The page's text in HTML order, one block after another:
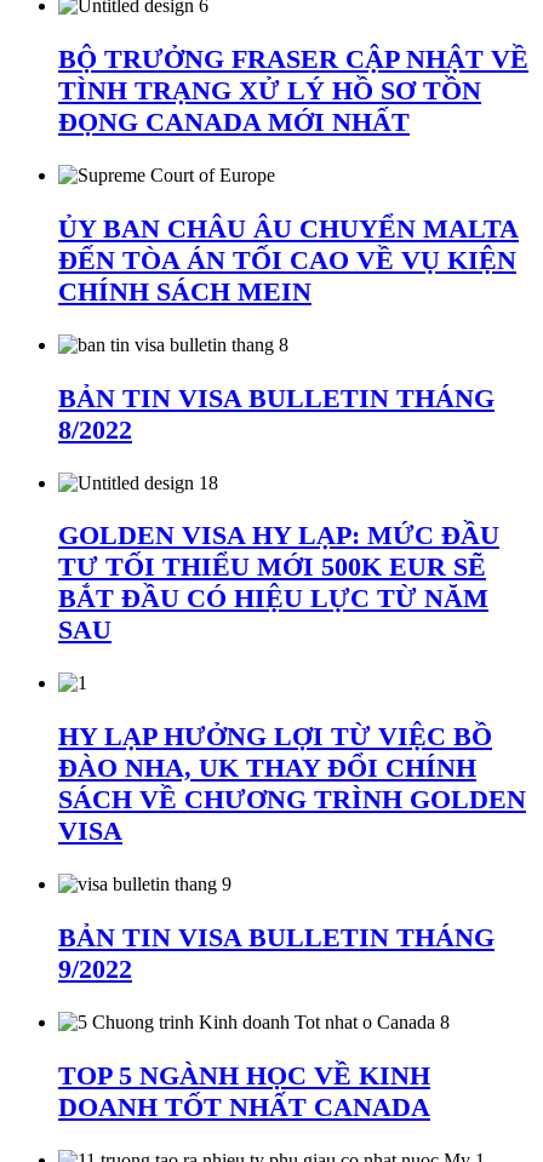
BỘ TRƯỞNG FRASER CẬP NHẬT VỀ
TÌNH TRẠNG XỬ LÝ HỒ SƠ TỒN
ĐỌNG CANADA MỚI NHẤT
ỦY BAN CHÂU ÂU CHUYỂN MALTA
ĐẾN TÒA ÁN TỐI CAO VỀ VỤ KIỆN
CHÍNH SÁCH MEIN
BẢN TIN VISA BULLETIN THÁNG
8/2022
GOLDEN VISA HY LẠP: MỨC ĐẦU
TƯ TỐI THIỂU MỚI 500K EUR SẼ
BẮT ĐẦU CÓ HIỆU LỰC TỪ NĂM
SAU
HY LẠP HƯỞNG LỢI TỪ VIỆC BỒ
ĐÀO NHA, UK THAY ĐỔI CHÍNH
SÁCH VỀ CHƯƠNG TRÌNH GOLDEN
VISA
BẢN TIN VISA BULLETIN THÁNG
9/2022
TOP 5 NGÀNH HỌC VỀ KINH
DOANH TỐT NHẤT CANADA